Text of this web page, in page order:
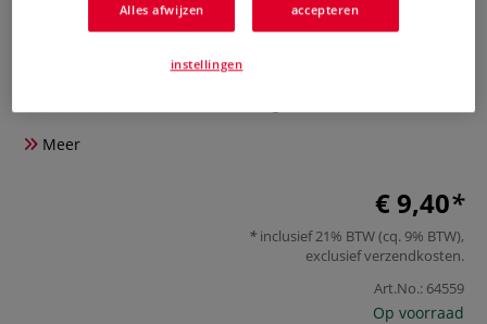
Décopatch | Konijn – Papier
Maché bloembakje
Meer
€ 9,40
inclusief 21% BTW (cq. 9% BTW),
exclusiefverzendkosten.
Art.No.: 64559
Op voorraad
Alles afwijzen accepteren
instellingen